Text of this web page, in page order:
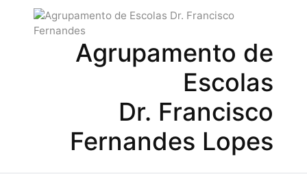
Agrupamento de
Escolas
Dr. Francisco
Fernandes Lopes